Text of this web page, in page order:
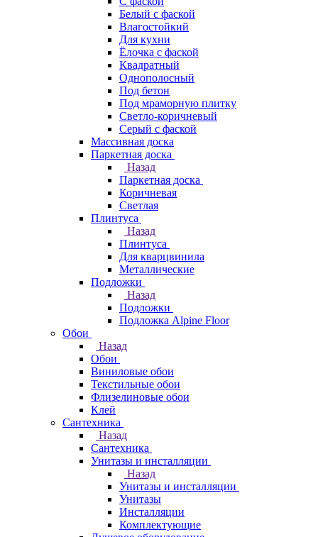
Белый с фаской
Влагостойкий
Для кухни
Ёлочка с фаской
Квадратный
Однополосный
Под бетон
Под мраморную плитку
Светло-коричневый
Серый с фаской
Массивная доска
Паркетная доска
Назад
Паркетная доска
Коричневая
Светлая
Плинтуса
Назад
Плинтуса
Для кварцвинила
Металлические
Подложки
Назад
Подложки
Подложка Alpine Floor
Обои
Назад
Обои
Виниловые обои
Текстильные обои
Флизелиновые обои
Клей
Сантехника
Назад
Сантехника
Унитазы и инсталляции
Назад
Унитазы и инсталляции
Унитазы
Инсталляции
Комплектующие